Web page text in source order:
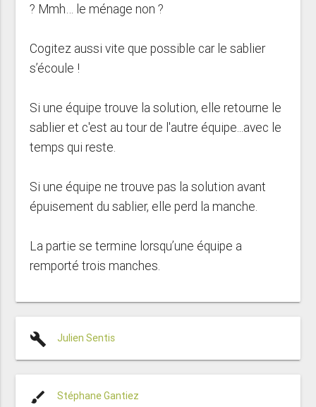
? Mmh… le ménage non ?
Cogitez aussi vite que possible car le sablier
s’écoule !
Si une équipe trouve la solution, elle retourne le
sablier et c'est au tour de l'autre équipe...avec le
temps qui reste.
Si une équipe ne trouve pas la solution avant
épuisement du sablier, elle perd la manche.
La partie se termine lorsqu’une équipe a
remporté trois manches.
build Julien Sentis
brush Stéphane Gantiez